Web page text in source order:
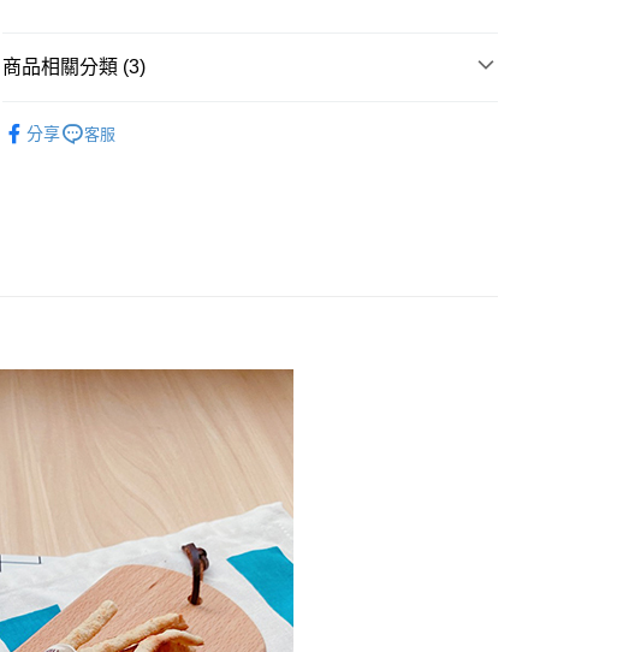
全盈+PAY
ATM付款
7-11取貨付款
每筆NT$60，滿NT$799(含以上)免運費
每筆NT$60，滿NT$799(含以上)免運費
宅配到家
每筆NT$150，滿NT$1,399(含以上)免運費
澎湖金門馬祖宅配到家
商品相關分類 (3)
分享 客服